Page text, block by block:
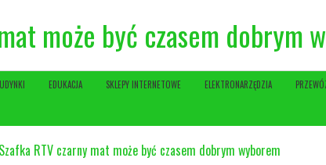
może być czasem dobrym
EDUKACJA SKLEPY INTERNETOWE ELEKTRONARZĘDZIA
Szafka RTV czarny mat może być czasem dobrym wyborem